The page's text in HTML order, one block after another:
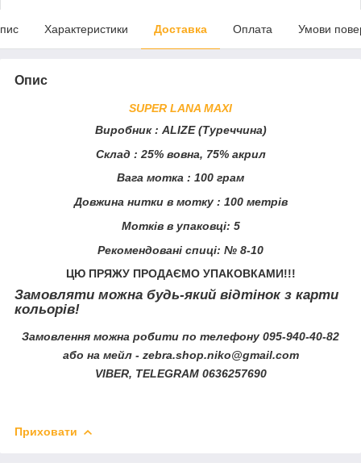
Характеристики Доставка Оплата Умови
Опис
SUPER LANA MAXI
Виробник: ALIZE (Туреччина)
Склад : 25% вовна, 75% акрил
Вага мотка : 100 грам
Довжина нитки в мотку : 100 метрів
Мотків в упаковці: 5
Рекомендовані спиці: № 8-10
ЦЮ ПРЯЖУ ПРОДАЄМО УПАКОВКАМИ!!!
Замовляти можна будь-який відтінок з карти
кольорів!
Замовлення можна робити по телефону 095-940-40-82
або на мейл - zebra.shop.niko@gmail.com
VIBER, TELEGRAM 0636257690
Приховати